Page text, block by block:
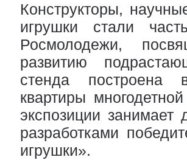
Конструкторы,
игрушки стали
Росмолодежи,
развитию
стенда построена
квартиры
экспозиции занимает
разработками
игрушки».